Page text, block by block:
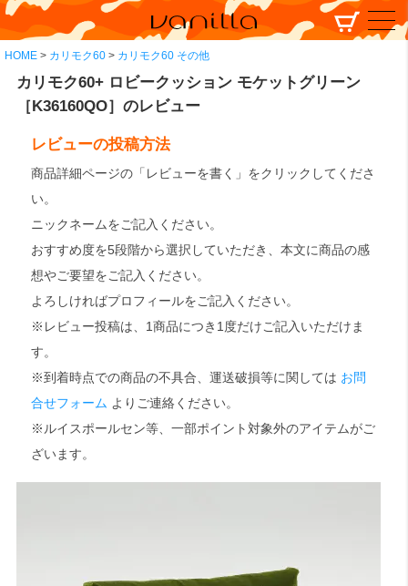
HOME カリモク60 カリモク60 その他
カリモク60+ ロビークッション モケットグリーン
［K36160QO］のレビュー
レビューの投稿方法
商品詳細ページの「レビューを書く」をクリックしてくださ
い。
ニックネームをご記入ください。
おすすめ度を5段階から選択していただき、本文に商品の感
想やご要望をご記入ください。
よろしければプロフィールをご記入ください。
※レビュー投稿は、1商品につき1度だけご記入いただけま
す。
※到着時点での商品の不具合、運送破損等に関しては お問
合せフォーム よりご連絡ください。
※ルイスポールセン等、一部ポイント対象外のアイテムがご
ざいます。